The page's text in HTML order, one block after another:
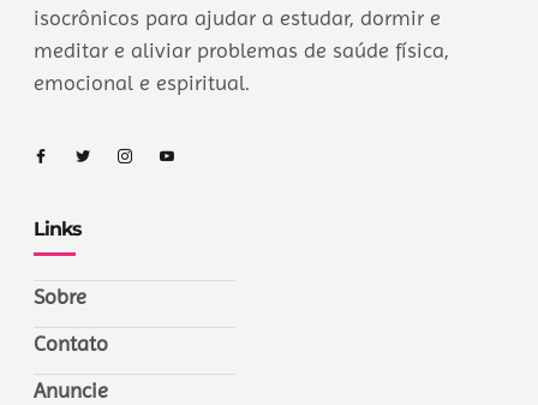
isocrônicos para ajudar a estudar, dormir e
meditar e aliviar problemas de saúde física,
emocional e espiritual.
Links
Sobre
Contato
Anuncie